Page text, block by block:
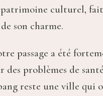
culturel,
son charme.
passage a été
des problèmes de
reste une ville qui